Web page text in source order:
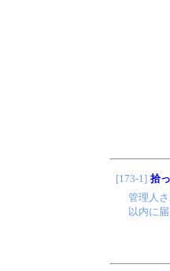
[173-1] 拾
管理人
以内に